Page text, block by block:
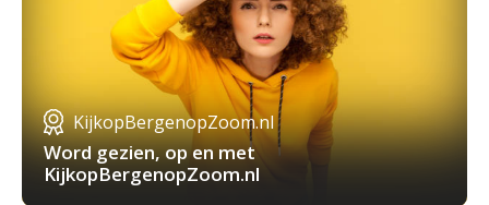
KijkopBergenopZoom.nl
Word gezien, op en met
KijkopBergenopZoom.nl